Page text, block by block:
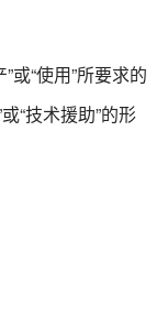
或“使用”所要求的
“技术援助”的形